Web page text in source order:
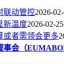
联动管控2026-
新温度2026-02-25
或者需领会更多
事会（